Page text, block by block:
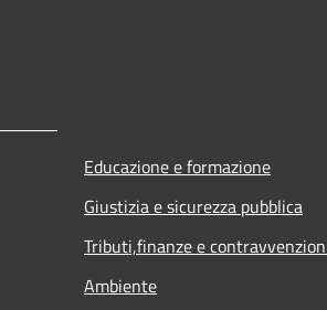
Educazione e formazione
Giustizia e sicurezza pubblica
Tributi,finanze e
Ambiente